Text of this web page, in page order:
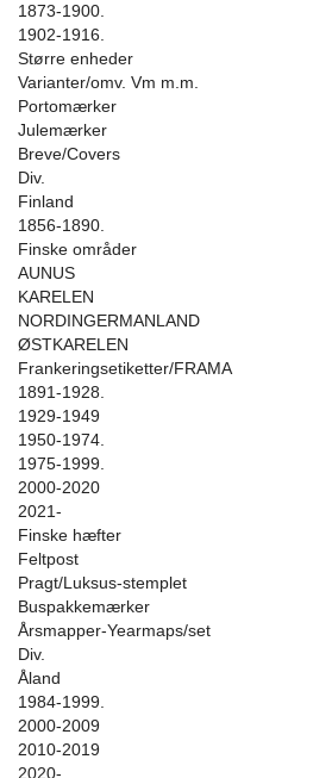
1873-1900.
1902-1916.
Større enheder
Varianter/omv. Vm m.m.
Portomærker
Julemærker
Breve/Covers
Div.
Finland
1856-1890.
Finske områder
AUNUS
KARELEN
NORDINGERMANLAND
ØSTKARELEN
Frankeringsetiketter/FRAMA
1891-1928.
1929-1949
1950-1974.
1975-1999.
2000-2020
2021-
Finske hæfter
Feltpost
Pragt/Luksus-stemplet
Buspakkemærker
Årsmapper-Yearmaps/set
Div.
Åland
1984-1999.
2000-2009
2010-2019
2020-